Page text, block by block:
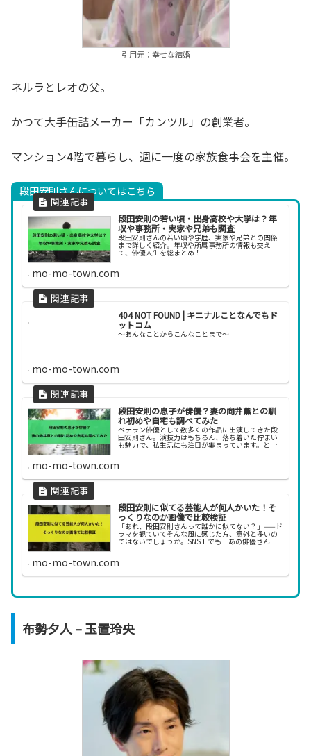
引用元：幸せな結婚
ネルラとレオの父。
かつて大手缶詰メーカー「カンツル」の創業者。
マンション4階で暮らし、週に一度の家族食事会を主催。
段田安則さんについてはこちら
段田安則の若い頃・出身高校や大学は？年
収や事務所・実家や兄弟も調査
段田安則さんの若い頃や学歴、実家や兄弟との関係
まで詳しく紹介。年収や所属事務所の情報も交え
て、俳優人生を総まとめ！
mo-mo-town.com
404 NOT FOUND | キニナルことなんでもド
ットコム
〜あんなことからこんなことまで〜
mo-mo-town.com
段田安則の息子が俳優？妻の向井薫との馴
れ初めや自宅も調べてみた
ベテラン俳優として数多くの作品に出演してきた段
田安則さん。演技力はもちろん、落ち着いた佇まい
も魅力で、私生活にも注目が集まっています。とく
自宅にまつわる...
mo-mo-town.com
段田安則に似てる芸能人が何人かいた！そ
っくりなのか画像で比較検証
「あれ、段田安則さんって誰かに似てない？」——ド
ラマを観ていてそんな風に感じた方、意外と多いの
ではないでしょうか。SNS上でも「あの俳優さんに
安則さ...
mo-mo-town.com
布勢夕人 – 玉置玲央